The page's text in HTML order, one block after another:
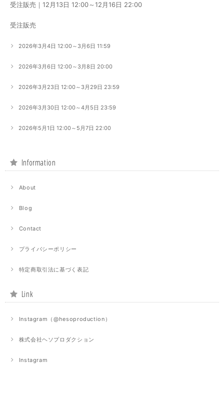
受注販売｜12月13日 12:00～12月16日 22:00
受注販売
2026年3月4日 12:00～3月6日 11:59
2026年3月6日 12:00～3月8日 20:00
2026年3月23日 12:00～3月29日 23:59
2026年3月30日 12:00～4月5日 23:59
2026年5月1日 12:00～5月7日 22:00
Information
About
Blog
Contact
プライバシーポリシー
特定商取引法に基づく表記
Link
Instagram（@hesoproduction）
株式会社ヘソプロダクション
Instagram